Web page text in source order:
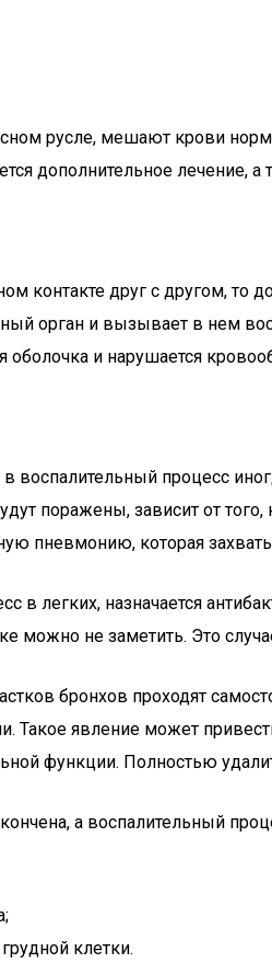
русле, мешают крови
дополнительное лечение,
контакте друг с другом,
орган и вызывает в нем
оболочка и нарушается
воспалительный процесс
поражены, зависит от
пневмонию, которая
в легких, назначается
можно не заметить. Это
бронхов проходят
Такое явление может
функции. Полностью
а воспалительный
клетки.